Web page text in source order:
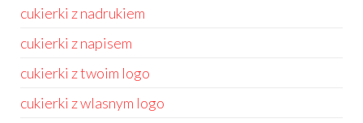
cukierki z nadrukiem
cukierki z napisem
cukierki z twoim logo
cukierki z wlasnym logo